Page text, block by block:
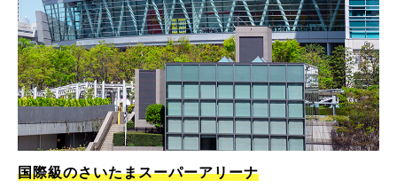
国際級のさいたまスーパーアリーナ